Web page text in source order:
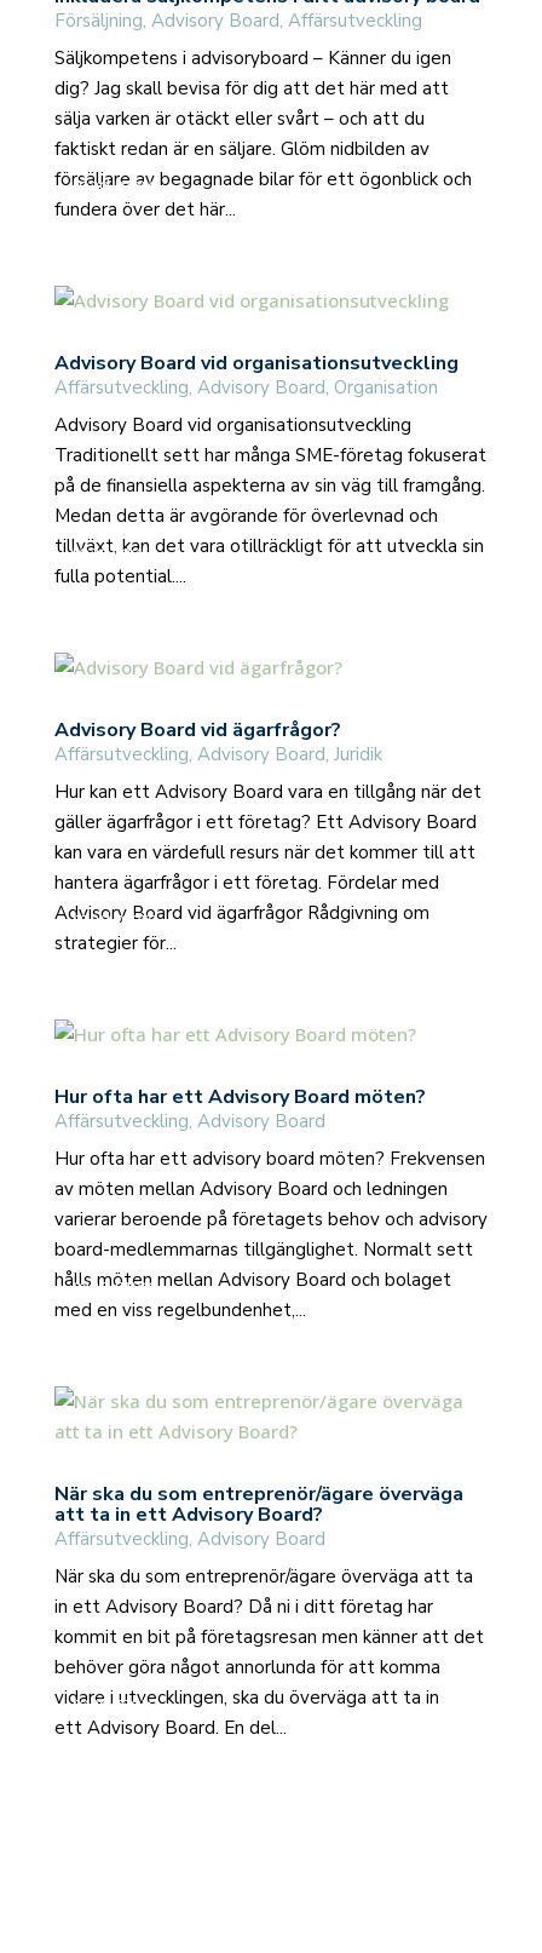
Försäljning, Advisory Board, Affärsutveckling
Säljkompetens i advisoryboard – Känner du igen
dig? Jag skall bevisa för dig att det här med att
sälja varken är otäckt eller svårt – och att du
faktiskt redan är en säljare. Glöm nidbilden av
försäljare av begagnade bilar för ett ögonblick och
fundera över det här...
read more
Advisory Board vid organisationsutveckling
Affärsutveckling, Advisory Board, Organisation
Advisory Board vid organisationsutveckling
Traditionellt sett har många SME-företag fokuserat
på de finansiella aspekterna av sin väg till framgång.
Medan detta är avgörande för överlevnad och
tillväxt, kan det vara otillräckligt för att utveckla sin
fulla potential....
read more
Advisory Board vid ägarfrågor?
Affärsutveckling, Advisory Board, Juridik
Hur kan ett Advisory Board vara en tillgång när det
gäller ägarfrågor i ett företag? Ett Advisory Board
kan vara en värdefull resurs när det kommer till att
hantera ägarfrågor i ett företag. Fördelar med
Advisory Board vid ägarfrågor Rådgivning om
strategier för...
read more
Hur ofta har ett Advisory Board möten?
Affärsutveckling, Advisory Board
Hur ofta har ett advisory board möten? Frekvensen
av möten mellan Advisory Board och ledningen
varierar beroende på företagets behov och advisory
board-medlemmarnas tillgänglighet. Normalt sett
hålls möten mellan Advisory Board och bolaget
med en viss regelbundenhet,...
read more
När ska du som entreprenör/ägare överväga
att ta in ett Advisory Board?
Affärsutveckling, Advisory Board
När ska du som entreprenör/ägare överväga att ta
in ett Advisory Board? Då ni i ditt företag har
kommit en bit på företagsresan men känner att det
behöver göra något annorlunda för att komma
vidare i utvecklingen, ska du överväga att ta in
ett Advisory Board. En del...
read more